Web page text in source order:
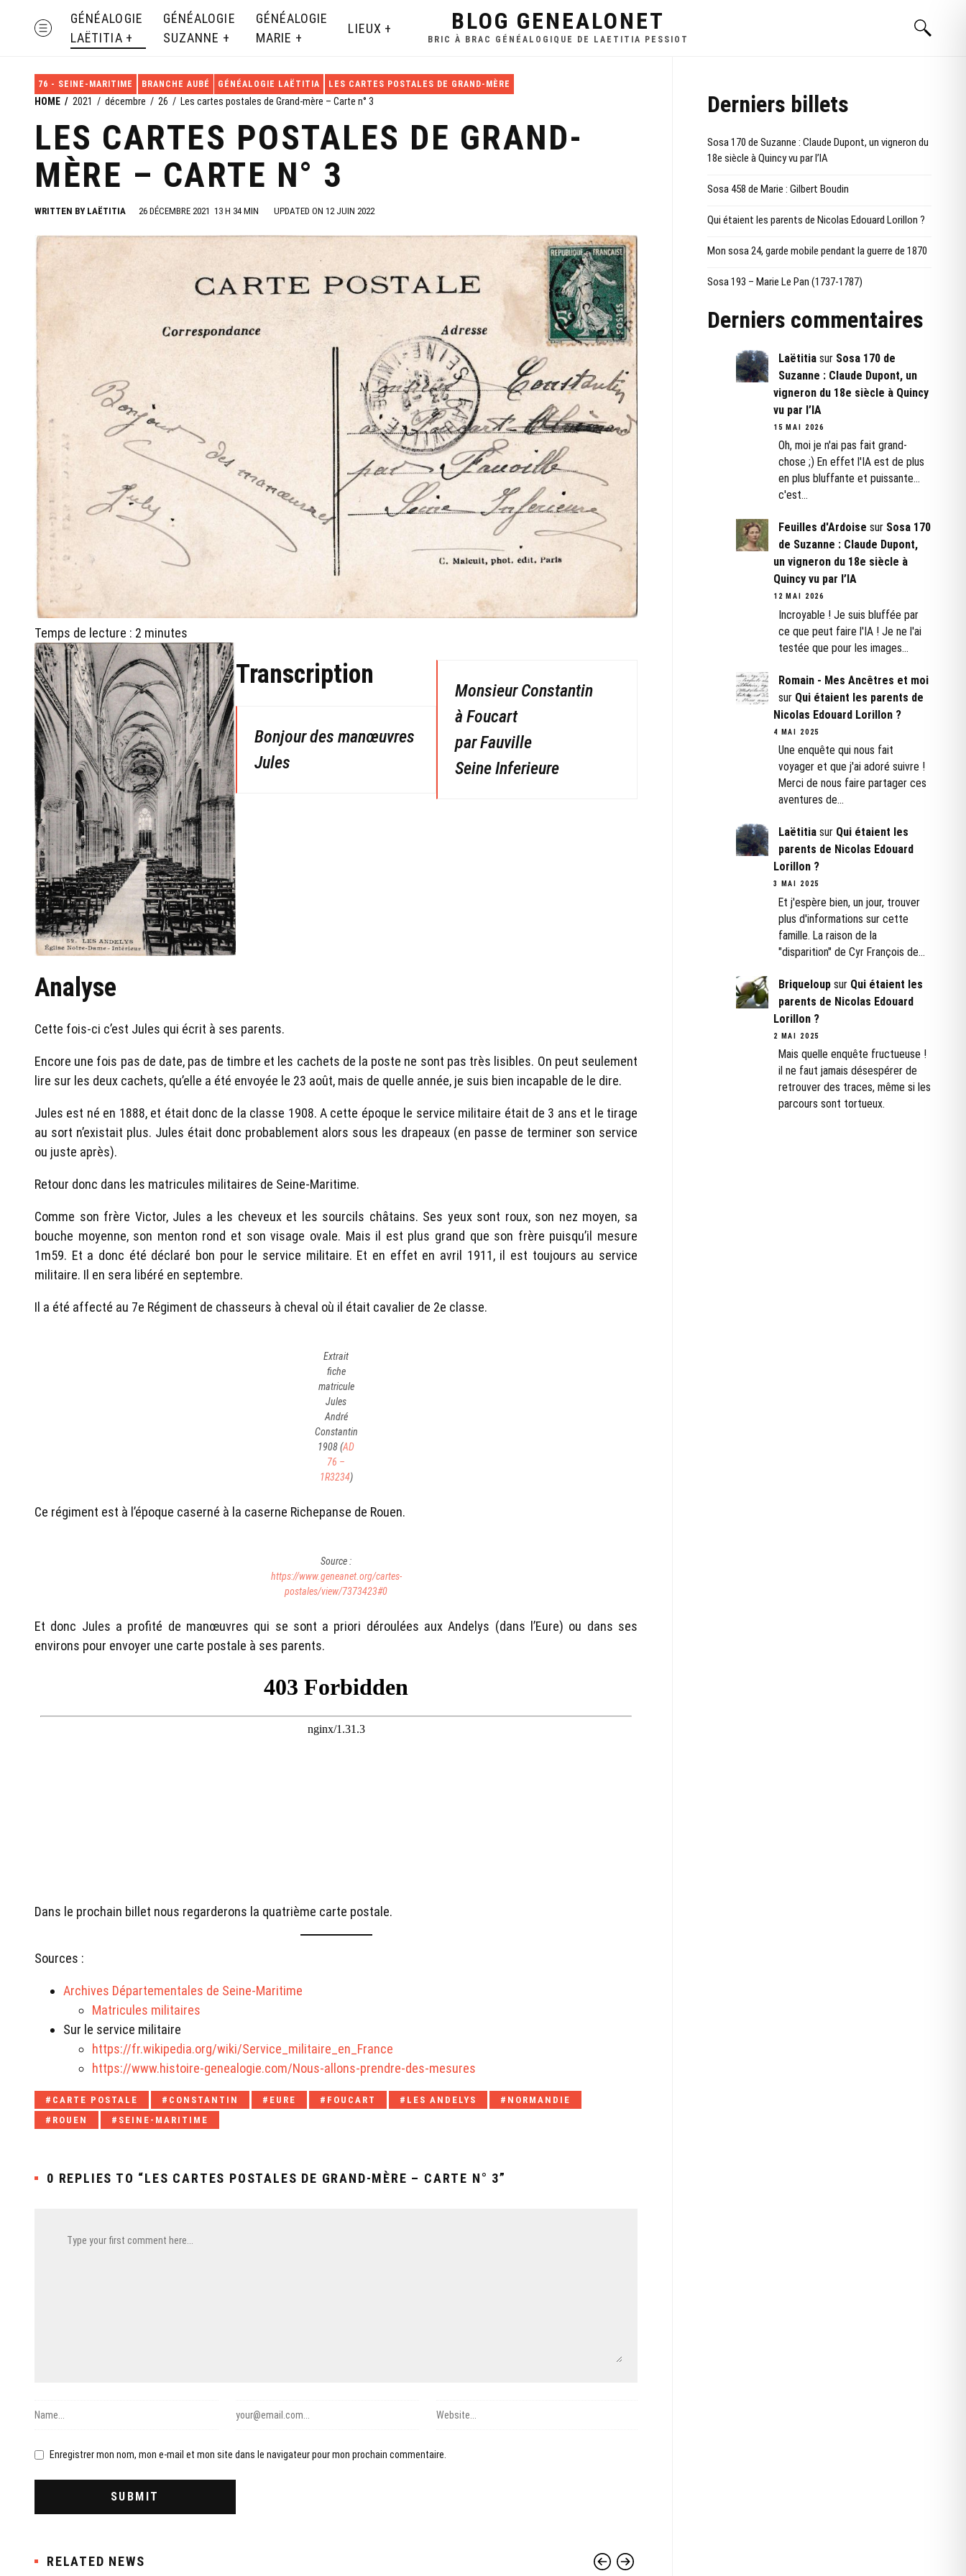
MENU
GÉNÉALOGIE
LAËTITIA
GÉNÉALOGIE
SUZANNE
GÉNÉALOGIE
MARIE
LIEUX BLOG GENEALONET
BRIC À BRAC GÉNÉALOGIQUE DE LAETITIA PESSIOT
76 - SEINE-MARITIME BRANCHE AUBÉ GÉNÉALOGIE LAËTITIA LES CARTES POSTALES DE GRAND-MÈRE
HOME 2021 décembre 26 Les cartes postales de Grand-mère – Carte n° 3
LES CARTES POSTALES DE GRAND-
MÈRE – CARTE N° 3
WRITTEN BY LAËTITIA 26 DÉCEMBRE 2021 13 H 34 MIN UPDATED ON 12 JUIN 2022
Temps de lecture : 2 minutes
Transcription
Bonjour des manœuvres
Jules
Monsieur Constantin
à Foucart
par Fauville
Seine Inferieure
Analyse
Cette fois-ci c’est Jules qui écrit à ses parents.
Encore une fois pas de date, pas de timbre et les cachets de la poste ne sont pas très lisibles. On peut seulement
lire sur les deux cachets, qu’elle a été envoyée le 23 août, mais de quelle année, je suis bien incapable de le dire.
Jules est né en 1888, et était donc de la classe 1908. A cette époque le service militaire était de 3 ans et le tirage
au sort n’existait plus. Jules était donc probablement alors sous les drapeaux (en passe de terminer son service
ou juste après).
Retour donc dans les matricules militaires de Seine-Maritime.
Comme son frère Victor, Jules a les cheveux et les sourcils châtains. Ses yeux sont roux, son nez moyen, sa
bouche moyenne, son menton rond et son visage ovale. Mais il est plus grand que son frère puisqu’il mesure
1m59. Et a donc été déclaré bon pour le service militaire. Et en effet en avril 1911, il est toujours au service
militaire. Il en sera libéré en septembre.
Il a été affecté au 7e Régiment de chasseurs à cheval où il était cavalier de 2e classe.
Extrait
fiche
matricule
Jules
André
Constantin
1908 (AD
76 –
1R3234)
Ce régiment est à l’époque caserné à la caserne Richepanse de Rouen.
Source :
https://www.geneanet.org/cartes-
postales/view/7373423#0
Et donc Jules a profité de manœuvres qui se sont a priori déroulées aux Andelys (dans l’Eure) ou dans ses
environs pour envoyer une carte postale à ses parents.
Dans le prochain billet nous regarderons la quatrième carte postale.
Sources :
Archives Départementales de Seine-Maritime
Matricules militaires
Sur le service militaire
https://fr.wikipedia.org/wiki/Service_militaire_en_France
https://www.histoire-genealogie.com/Nous-allons-prendre-des-mesures
Tagged
with:
CARTE POSTALE CONSTANTIN EURE FOUCART LES ANDELYS
NORMANDIE
ROUEN
SEINE-MARITIME
0 REPLIES TO “LES CARTES POSTALES DE GRAND-MÈRE – CARTE N° 3”
Enregistrer mon nom, mon e-mail et mon site dans le navigateur pour mon prochain commentaire.
RELATED NEWS
Derniers billets
Sosa 170 de Suzanne : Claude Dupont, un vigneron du
18e siècle à Quincy vu par l’IA
Sosa 458 de Marie : Gilbert Boudin
Qui étaient les parents de Nicolas Edouard Lorillon ?
Mon sosa 24, garde mobile pendant la guerre de 1870
Sosa 193 – Marie Le Pan (1737-1787)
Derniers commentaires
Laëtitiasur Sosa 170 de
Suzanne : Claude Dupont, un
vigneron du 18e siècle à Quincy
vu par l’IA
15 MAI 2026
Oh, moi je n'ai pas fait grand-
chose ;) En effet l'IA est de plus
en plus bluffante et puissante...
c'est…
Feuilles d'Ardoise sur Sosa 170
de Suzanne : Claude Dupont,
un vigneron du 18e siècle à
Quincy vu par l’IA
12 MAI 2026
Incroyable ! Je suis bluffée par
ce que peut faire l'IA ! Je ne l'ai
testée que pour les images…
Romain - Mes Ancêtres et moi
sur Qui étaient les parents de
Nicolas Edouard Lorillon ?
4 MAI 2025
Une enquête qui nous fait
voyager et que j'ai adoré suivre !
Merci de nous faire partager ces
aventures de…
Laëtitiasur Qui étaient les
parents de Nicolas Edouard
Lorillon ?
3 MAI 2025
Et j'espère bien, un jour, trouver
plus d'informations sur cette
famille. La raison de la
"disparition" de Cyr François de…
Briqueloupsur Qui étaient les
parents de Nicolas Edouard
Lorillon ?
2 MAI 2025
Mais quelle enquête fructueuse !
il ne faut jamais désespérer de
retrouver des traces, même si les
parcours sont tortueux.